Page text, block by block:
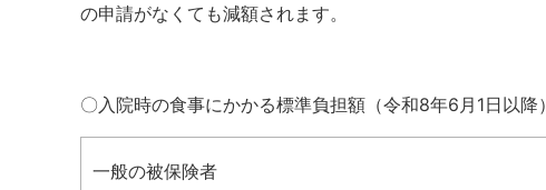
の申請がなくても減額されます。
〇入院時の食事にかかる標準負担額（令和8年6月1日以降）
一般の被保険者